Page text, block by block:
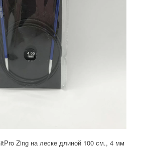
Zing на леске длиной 100 см., 4 мм